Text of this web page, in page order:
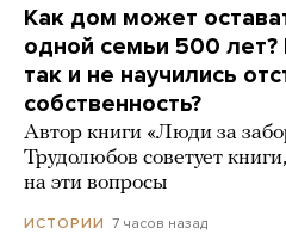
Как дом может
одной семьи 500 лет?
так и не научились
собственность?
Автор книги «Люди за
Трудолюбов советует
на эти вопросы
ИСТОРИИ 7 часов назад